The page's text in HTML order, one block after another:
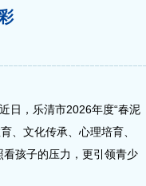
，乐清市2026年度“春泥
、文化传承、心理培育、
孩子的压力，更引领青少